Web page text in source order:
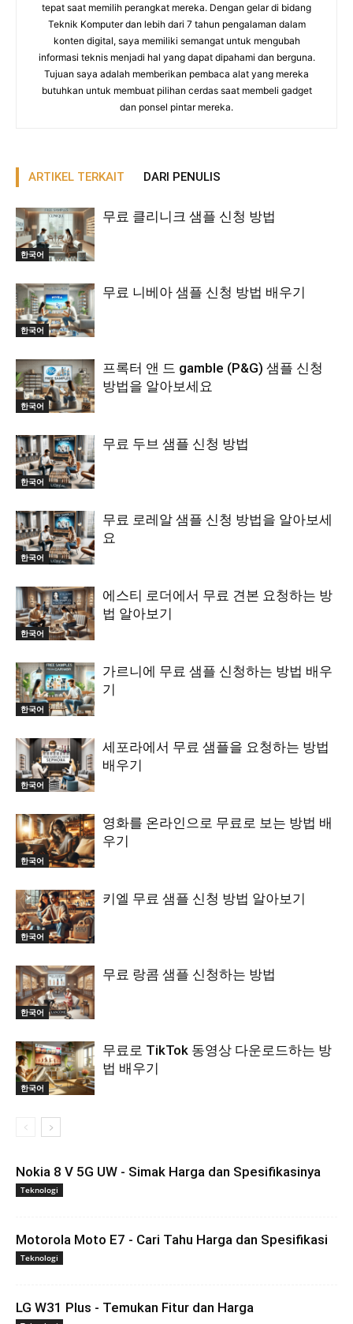
tepat saat memilih perangkat mereka. Dengan gelar di bidang
Teknik Komputer dan lebih dari 7 tahun pengalaman dalam
konten digital, saya memiliki semangat untuk mengubah
informasi teknis menjadi hal yang dapat dipahami dan berguna.
Tujuan saya adalah memberikan pembaca alat yang mereka
butuhkan untuk membuat pilihan cerdas saat membeli gadget
dan ponsel pintar mereka.
ARTIKEL TERKAIT DARI PENULIS
한국어
무료 클리니크 샘플 신청 방법
한국어
무료 니베아 샘플 신청 방법 배우기
한국어
프록터 앤 드 gamble (P&G) 샘플 신청
방법을 알아보세요
한국어
무료 두브 샘플 신청 방법
한국어
무료 로레알 샘플 신청 방법을 알아보세
요
한국어
에스티 로더에서 무료 견본 요청하는 방
법 알아보기
한국어
가르니에 무료 샘플 신청하는 방법 배우
기
한국어
세포라에서 무료 샘플을 요청하는 방법
배우기
한국어
영화를 온라인으로 무료로 보는 방법 배
우기
한국어
키엘 무료 샘플 신청 방법 알아보기
한국어
무료 랑콤 샘플 신청하는 방법
한국어
무료로 TikTok 동영상 다운로드하는 방
법 배우기
Nokia 8 V 5G UW - Simak Harga dan Spesifikasinya
Teknologi
Motorola Moto E7 - Cari Tahu Harga dan Spesifikasi
Teknologi
LG W31 Plus - Temukan Fitur dan Harga